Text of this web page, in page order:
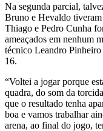
Na segunda parcial,
Bruno e Hevaldo
Thiago e Pedro Cunha
ameaçados em nenhum
técnico Leandro Pinheiro
16.
“Voltei a jogar porque
quadra, do som da
que o resultado tenha
boa e vamos trabalhar
arena, ao final do jogo,